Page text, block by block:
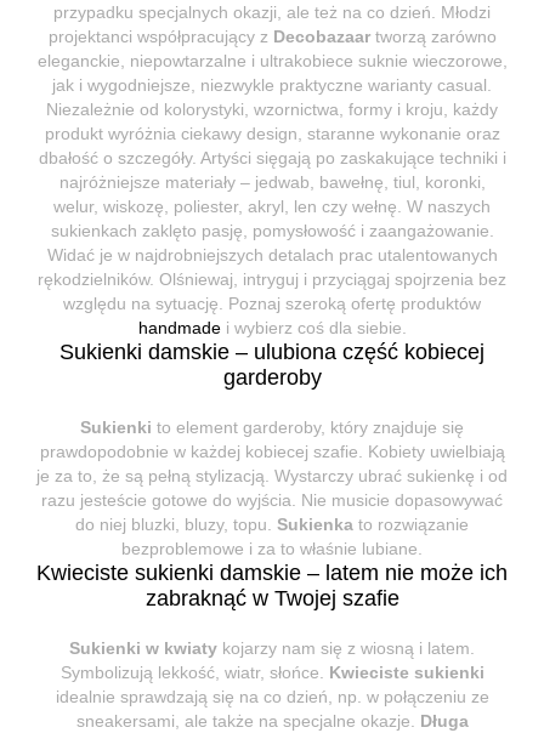
przypadku specjalnych okazji, ale też na co dzień. Młodzi
projektanci współpracujący z Decobazaartworzą zarówno
eleganckie, niepowtarzalne i ultrakobiece suknie wieczorowe,
jak i wygodniejsze, niezwykle praktyczne warianty casual.
Niezależnie od kolorystyki, wzornictwa, formy i kroju, każdy
produkt wyróżnia ciekawy design, staranne wykonanie oraz
dbałość o szczegóły. Artyści sięgają po zaskakujące techniki i
najróżniejsze materiały – jedwab, bawełnę, tiul, koronki,
welur, wiskozę, poliester, akryl, len czy wełnę. W naszych
sukienkach zaklęto pasję, pomysłowość i zaangażowanie.
Widać je w najdrobniejszych detalach prac utalentowanych
rękodzielników. Olśniewaj, intryguj i przyciągaj spojrzenia bez
względu na sytuację. Poznaj szeroką ofertę produktów
handmadei wybierz coś dla siebie.
Sukienki damskie – ulubiona część kobiecej
garderoby
Sukienki to element garderoby, który znajduje się
prawdopodobnie w każdej kobiecej szafie. Kobiety uwielbiają
je za to, że są pełną stylizacją. Wystarczy ubrać sukienkę i od
razu jesteście gotowe do wyjścia. Nie musicie dopasowywać
do niej bluzki, bluzy, topu. Sukienka to rozwiązanie
bezproblemowe i za to właśnie lubiane.
Kwieciste sukienki damskie – latem nie może ich
zabraknąć w Twojej szafie
Sukienki w kwiaty kojarzy nam się z wiosną i latem.
Symbolizują lekkość, wiatr, słońce. Kwieciste sukienki
idealnie sprawdzają się na co dzień, np. w połączeniu ze
sneakersami, ale także na specjalne okazje. Długa